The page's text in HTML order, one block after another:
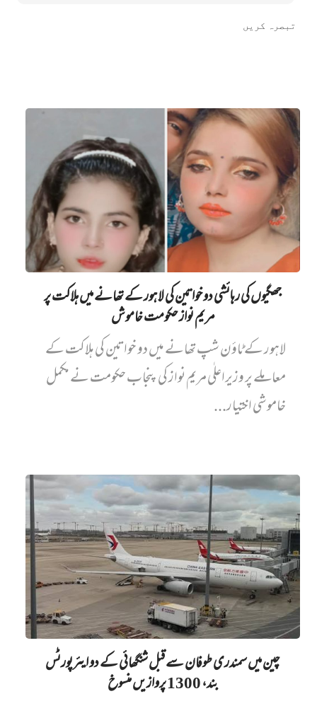
جھگیوں کی رہائشی دو خواتین کی لاہور کے تھانے میں‌ ہلاکت پر
مریم نواز حکومت خاموش
لاہور کے ٹاؤن شپ تھانے میں دو خواتین کی ہلاکت کے
معاملے پر وزیراعلٰی مریم نواز کی پنجاب حکومت نے مکمل
خاموشی اختیار...
چین میں‌ سمندری طوفان سے قبل شنگھائی کے دو ایئرپورٹس
بند، 1300 پروازیں‌ منسوخ